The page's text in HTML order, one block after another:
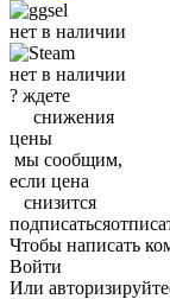
нет в наличии
нет в наличии
? ждете
снижения
цены
мы сообщим,
если цена
снизится
подписаться
Чтобы написать
Войти
Или